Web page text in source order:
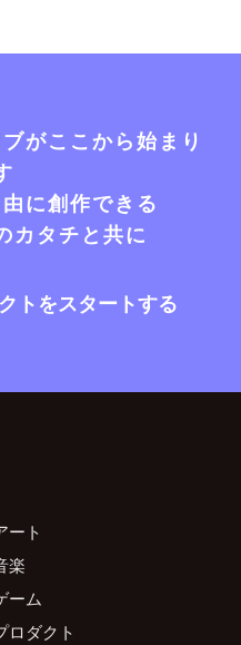
がここから始まり
に創作できる
カタチと共に
トをスタートする
ート
楽
ーム
ロダクト